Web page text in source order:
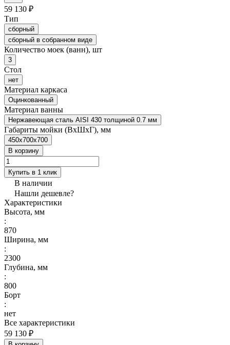
59 130 ₽
Тип
сборный
сборный в собранном виде
Количество моек (ванн), шт
3
Стол
нет
Материал каркаса
Оцинкованный
Материал ванны
Нержавеющая сталь AISI 430 толщиной 0.7 мм
Габариты мойки (ВxШxГ), мм
450x700x700
В корзину
Купить в 1 клик
В наличии
Нашли дешевле?
Характеристики
Высота, мм
:
870
Ширина, мм
:
2300
Глубина, мм
:
800
Борт
:
нет
Все характеристики
59 130 ₽